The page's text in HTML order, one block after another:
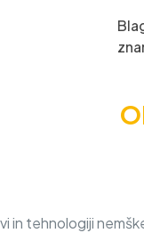
in tehnologiji